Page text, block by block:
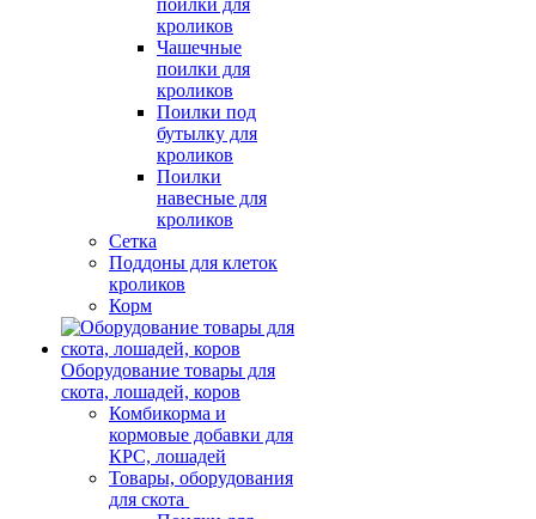
поилки для
кроликов
Чашечные
поилки для
кроликов
Поилки под
бутылку для
кроликов
Поилки
навесные для
кроликов
Сетка
Поддоны для клеток
кроликов
Корм
Оборудование товары для
скота, лошадей, коров
Комбикорма и
кормовые добавки для
КРС, лошадей
Товары, оборудования
для скота